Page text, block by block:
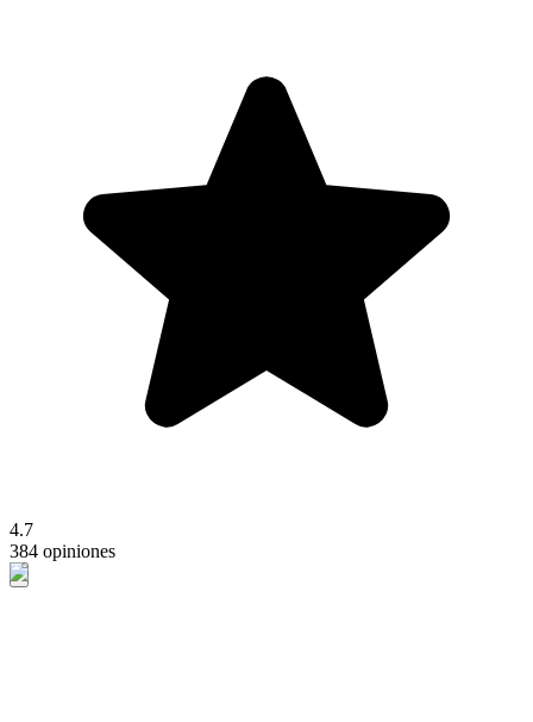
4.7
384 opiniones